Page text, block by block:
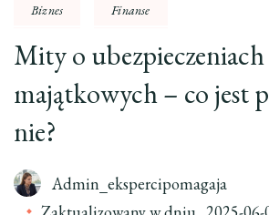
Biznes Finanse
Mity o ubezpieczeniach
majątkowych – co jest
nie?
Admin_ekspercipomagaja